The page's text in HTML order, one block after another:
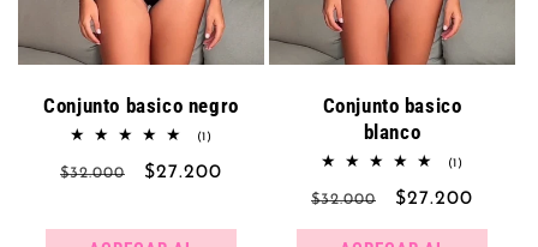
Conjunto basico negro
(1)
totales
Precio
$32.000
Precio
oferta
$27.200
Conjunto basico
blanco
(1)
totales
Precio
habitual
$32.000
Precio
de
$27.200